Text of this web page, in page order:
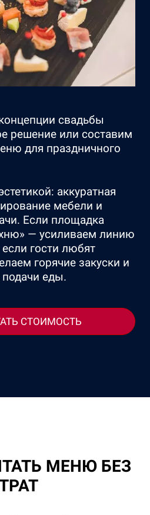
свадьбы
решение или составим
для праздничного
аккуратная
мебели и
Если площадка
— усиливаем линию
гости любят
горячие закуски и
еды.
СТОИМОСТЬ
МЕНЮ БЕЗ